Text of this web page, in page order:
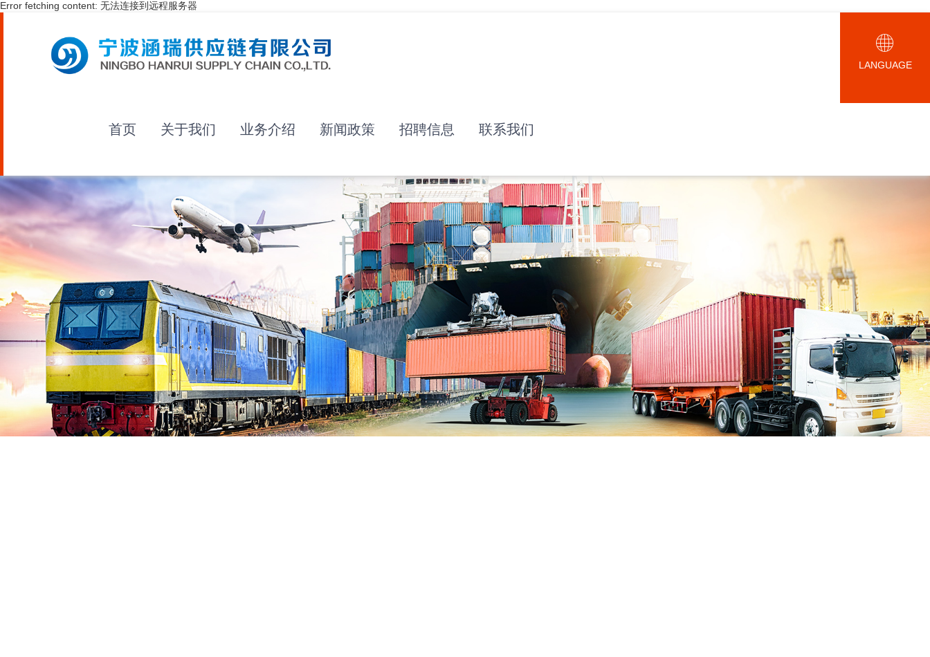
Error fetching content: 无法连接到远程服务器
首页 关于我们 业务介绍 新闻政策 招聘信息 联系我们
LANGUAGE